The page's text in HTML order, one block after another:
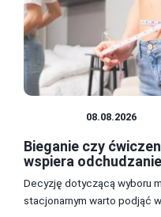
08.08.2026
Bieganie czy
wspiera
Decyzję dotyczącą wyboru
stacjonarnym warto podjąć